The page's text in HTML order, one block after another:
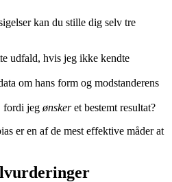
kan du stille dig selv tre
udfald, hvis jeg ikke kendte
om hans form og modstanderens
fordi jeg ønskeret bestemt resultat?
er en af de mest effektive måder at